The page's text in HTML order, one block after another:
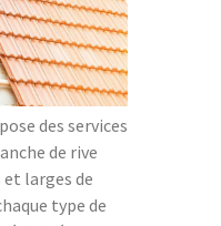
des services
de rive
larges de
type de